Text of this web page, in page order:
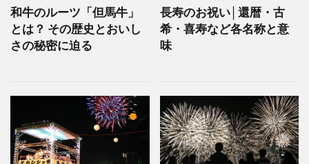
和牛のルーツ「但馬牛」
とは？ その歴史とおいし
さの秘密に迫る
長寿のお祝い│還暦・古
希・喜寿など各名称と意
味